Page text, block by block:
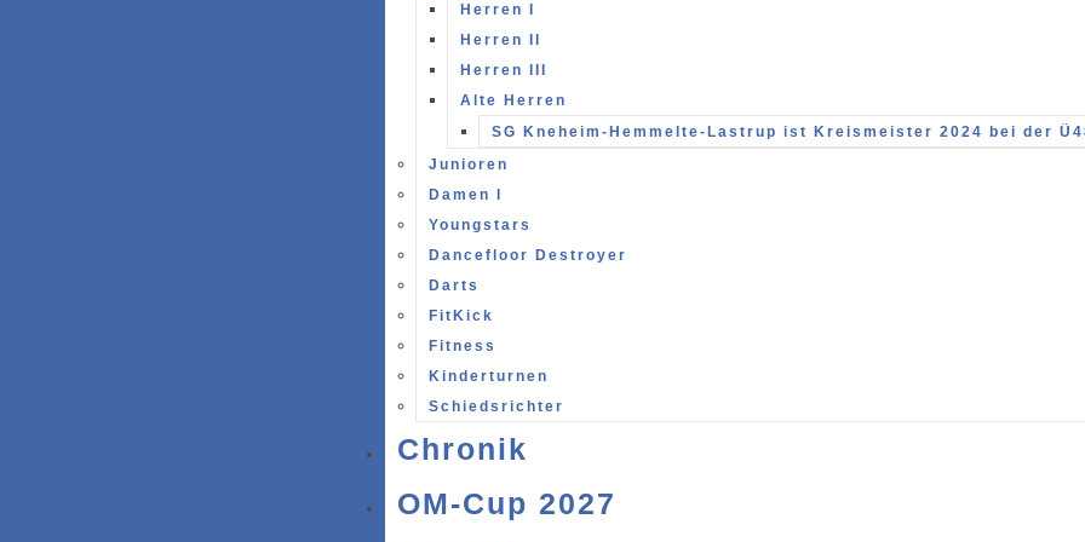
Herren I
Herren II
Herren III
Alte Herren
SG Kneheim-Hemmelte-Lastrup ist Kreismeister 2024 bei der
Junioren
Damen I
Youngstars
Dancefloor Destroyer
Darts
FitKick
Fitness
Kinderturnen
Schiedsrichter
Chronik
OM-Cup 2027